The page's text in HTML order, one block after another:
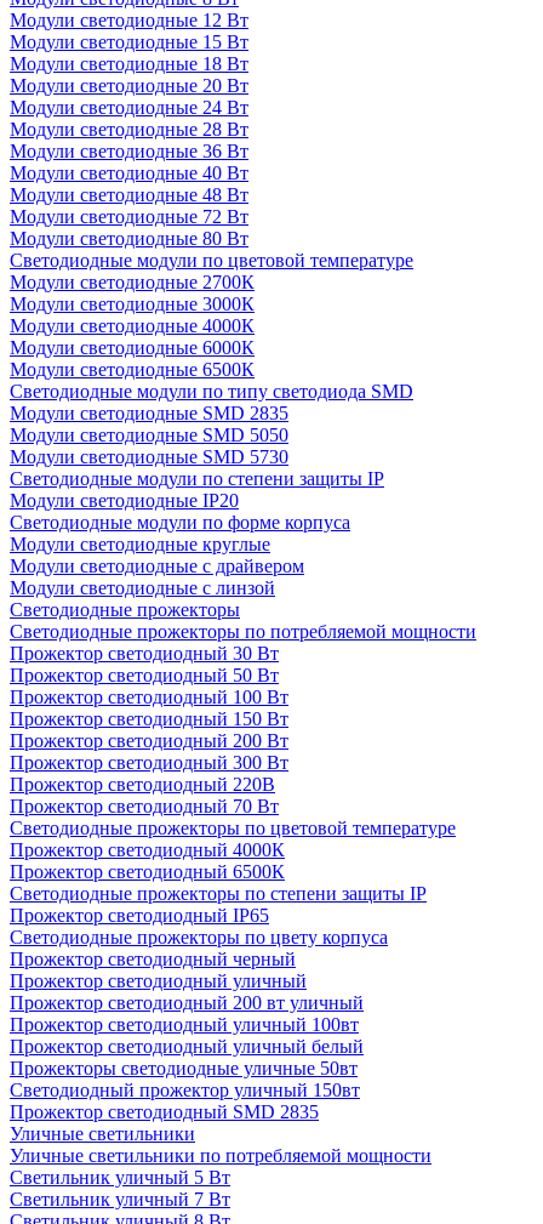
Модули светодиодные 12 Вт
Модули светодиодные 15 Вт
Модули светодиодные 18 Вт
Модули светодиодные 20 Вт
Модули светодиодные 24 Вт
Модули светодиодные 28 Вт
Модули светодиодные 36 Вт
Модули светодиодные 40 Вт
Модули светодиодные 48 Вт
Модули светодиодные 72 Вт
Модули светодиодные 80 Вт
Светодиодные модули по цветовой температуре
Модули светодиодные 2700К
Модули светодиодные 3000К
Модули светодиодные 4000К
Модули светодиодные 6000К
Модули светодиодные 6500К
Светодиодные модули по типу светодиода SMD
Модули светодиодные SMD 2835
Модули светодиодные SMD 5050
Модули светодиодные SMD 5730
Светодиодные модули по степени защиты IP
Модули светодиодные IP20
Светодиодные модули по форме корпуса
Модули светодиодные круглые
Модули светодиодные с драйвером
Модули светодиодные с линзой
Светодиодные прожекторы
Светодиодные прожекторы по потребляемой мощности
Прожектор светодиодный 30 Вт
Прожектор светодиодный 50 Вт
Прожектор светодиодный 100 Вт
Прожектор светодиодный 150 Вт
Прожектор светодиодный 200 Вт
Прожектор светодиодный 300 Вт
Прожектор светодиодный 220В
Прожектор светодиодный 70 Вт
Светодиодные прожекторы по цветовой температуре
Прожектор светодиодный 4000К
Прожектор светодиодный 6500К
Светодиодные прожекторы по степени защиты IP
Прожектор светодиодный IP65
Светодиодные прожекторы по цвету корпуса
Прожектор светодиодный черный
Прожектор светодиодный уличный
Прожектор светодиодный 200 вт уличный
Прожектор светодиодный уличный 100вт
Прожектор светодиодный уличный белый
Прожекторы светодиодные уличные 50вт
Светодиодный прожектор уличный 150вт
Прожектор светодиодный SMD 2835
Уличные светильники
Уличные светильники по потребляемой мощности
Светильник уличный 5 Вт
Светильник уличный 7 Вт